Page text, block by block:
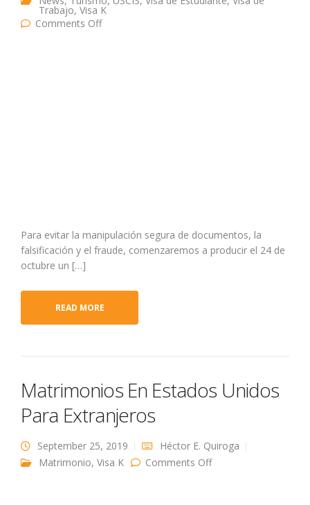
Trabajo, Visa K
Comments Offon Seguridad mejorada en documentos de
Para evitar la manipulación segura de documentos, la
falsificación y el fraude, comenzaremos a producir el 24 de
octubre un […]
READ MORE
Matrimonios En Estados Unidos
Para Extranjeros
September 25, 2019
Héctor E. Quiroga
Matrimonio, Visa K Comments Offon Matrimonios En